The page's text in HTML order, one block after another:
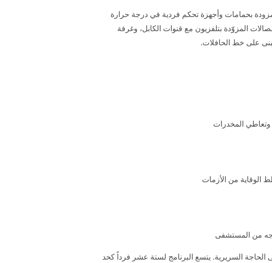
بحمامات وأجهزة تحكم فردية في درجة حرارة
المزوّدة بتلفزيون مع قنوات الكابل، وغرفة
على خط الحافلات.
وتعاطي المخدرات
الوقاية من الأزمات
من المستشفى
السريرية. يتسع البرنامج لستة عشر فرداً كحد